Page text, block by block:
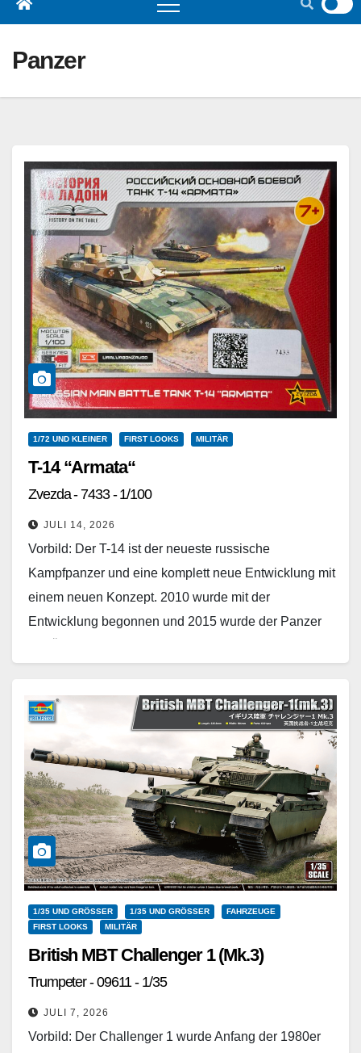
Panzer
1/72 UND KLEINER FIRST LOOKS MILITÄR
T-14 “Armata“
Zvezda - 7433 - 1/100
JULI 14, 2026
Vorbild: Der T-14 ist der neueste russische
Kampfpanzer und eine komplett neue Entwicklung mit
einem neuen Konzept. 2010 wurde mit der
Entwicklung begonnen und 2015 wurde der Panzer
1/35 UND GRÖSSER 1/35 UND GRÖSSER
FAHRZEUGE
FIRST LOOKS
MILITÄR
British MBT Challenger 1 (Mk.3)
Trumpeter - 09611 - 1/35
JULI 7, 2026
Vorbild: Der Challenger 1 wurde Anfang der 1980er